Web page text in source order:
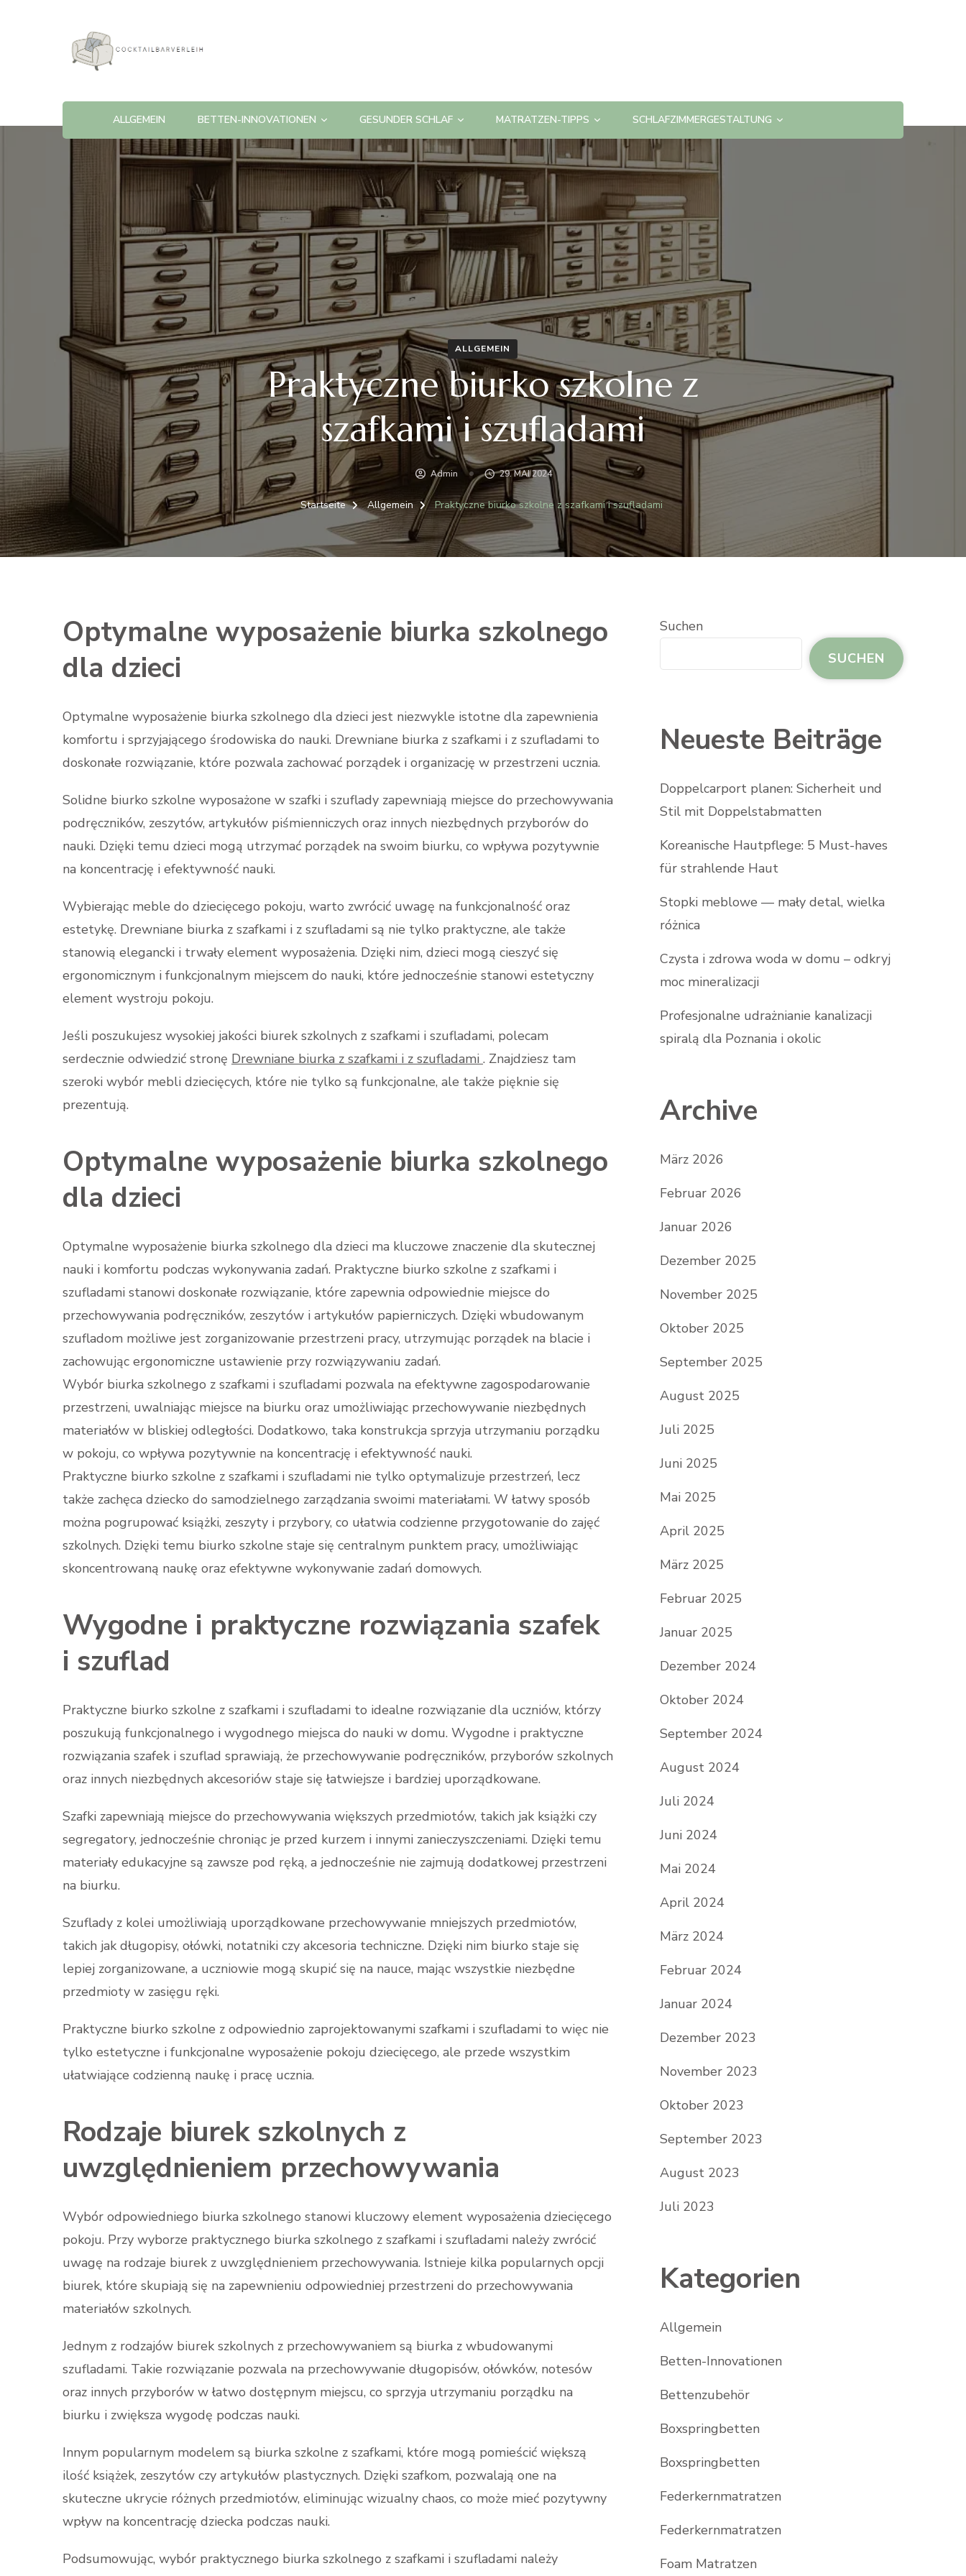
Cocktailbarverleih
ALLGEMEIN BETTEN-INNOVATIONEN GESUNDER SCHLAF MATRATZEN-TIPPS SCHLAFZIMMERGESTALTUNG
ALLGEMEIN
Praktyczne biurko szkolne z
szafkami i szufladami
Admin 29. MAI 2024
Startseite Allgemein Praktyczne biurko szkolne z szafkami i szufladami
Optymalne wyposażenie biurka szkolnego
dla dzieci
Optymalne wyposażenie biurka szkolnego dla dzieci jest niezwykle istotne dla zapewnienia
komfortu i sprzyjającego środowiska do nauki. Drewniane biurka z szafkami i z szufladami to
doskonałe rozwiązanie, które pozwala zachować porządek i organizację w przestrzeni ucznia.
Solidne biurko szkolne wyposażone w szafki i szuflady zapewniają miejsce do przechowywania
podręczników, zeszytów, artykułów piśmienniczych oraz innych niezbędnych przyborów do
nauki. Dzięki temu dzieci mogą utrzymać porządek na swoim biurku, co wpływa pozytywnie
na koncentrację i efektywność nauki.
Wybierając meble do dziecięcego pokoju, warto zwrócić uwagę na funkcjonalność oraz
estetykę. Drewniane biurka z szafkami i z szufladami są nie tylko praktyczne, ale także
stanowią elegancki i trwały element wyposażenia. Dzięki nim, dzieci mogą cieszyć się
ergonomicznym i funkcjonalnym miejscem do nauki, które jednocześnie stanowi estetyczny
element wystroju pokoju.
Jeśli poszukujesz wysokiej jakości biurek szkolnych z szafkami i szufladami, polecam
serdecznie odwiedzić stronę Drewniane biurka z szafkami i z szufladami . Znajdziesz tam
szeroki wybór mebli dziecięcych, które nie tylko są funkcjonalne, ale także pięknie się
prezentują.
Optymalne wyposażenie biurka szkolnego
dla dzieci
Optymalne wyposażenie biurka szkolnego dla dzieci ma kluczowe znaczenie dla skutecznej
nauki i komfortu podczas wykonywania zadań. Praktyczne biurko szkolne z szafkami i
szufladami stanowi doskonałe rozwiązanie, które zapewnia odpowiednie miejsce do
przechowywania podręczników, zeszytów i artykułów papierniczych. Dzięki wbudowanym
szufladom możliwe jest zorganizowanie przestrzeni pracy, utrzymując porządek na blacie i
zachowując ergonomiczne ustawienie przy rozwiązywaniu zadań.
Wybór biurka szkolnego z szafkami i szufladami pozwala na efektywne zagospodarowanie
przestrzeni, uwalniając miejsce na biurku oraz umożliwiając przechowywanie niezbędnych
materiałów w bliskiej odległości. Dodatkowo, taka konstrukcja sprzyja utrzymaniu porządku
w pokoju, co wpływa pozytywnie na koncentrację i efektywność nauki.
Praktyczne biurko szkolne z szafkami i szufladami nie tylko optymalizuje przestrzeń, lecz
także zachęca dziecko do samodzielnego zarządzania swoimi materiałami. W łatwy sposób
można pogrupować książki, zeszyty i przybory, co ułatwia codzienne przygotowanie do zajęć
szkolnych. Dzięki temu biurko szkolne staje się centralnym punktem pracy, umożliwiając
skoncentrowaną naukę oraz efektywne wykonywanie zadań domowych.
Wygodne i praktyczne rozwiązania szafek
i szuflad
Praktyczne biurko szkolne z szafkami i szufladami to idealne rozwiązanie dla uczniów, którzy
poszukują funkcjonalnego i wygodnego miejsca do nauki w domu. Wygodne i praktyczne
rozwiązania szafek i szuflad sprawiają, że przechowywanie podręczników, przyborów szkolnych
oraz innych niezbędnych akcesoriów staje się łatwiejsze i bardziej uporządkowane.
Szafki zapewniają miejsce do przechowywania większych przedmiotów, takich jak książki czy
segregatory, jednocześnie chroniąc je przed kurzem i innymi zanieczyszczeniami. Dzięki temu
materiały edukacyjne są zawsze pod ręką, a jednocześnie nie zajmują dodatkowej przestrzeni
na biurku.
Szuflady z kolei umożliwiają uporządkowane przechowywanie mniejszych przedmiotów,
takich jak długopisy, ołówki, notatniki czy akcesoria techniczne. Dzięki nim biurko staje się
lepiej zorganizowane, a uczniowie mogą skupić się na nauce, mając wszystkie niezbędne
przedmioty w zasięgu ręki.
Praktyczne biurko szkolne z odpowiednio zaprojektowanymi szafkami i szufladami to więc nie
tylko estetyczne i funkcjonalne wyposażenie pokoju dziecięcego, ale przede wszystkim
ułatwiające codzienną naukę i pracę ucznia.
Rodzaje biurek szkolnych z
uwzględnieniem przechowywania
Wybór odpowiedniego biurka szkolnego stanowi kluczowy element wyposażenia dziecięcego
pokoju. Przy wyborze praktycznego biurka szkolnego z szafkami i szufladami należy zwrócić
uwagę na rodzaje biurek z uwzględnieniem przechowywania. Istnieje kilka popularnych opcji
biurek, które skupiają się na zapewnieniu odpowiedniej przestrzeni do przechowywania
materiałów szkolnych.
Jednym z rodzajów biurek szkolnych z przechowywaniem są biurka z wbudowanymi
szufladami. Takie rozwiązanie pozwala na przechowywanie długopisów, ołówków, notesów
oraz innych przyborów w łatwo dostępnym miejscu, co sprzyja utrzymaniu porządku na
biurku i zwiększa wygodę podczas nauki.
Innym popularnym modelem są biurka szkolne z szafkami, które mogą pomieścić większą
ilość książek, zeszytów czy artykułów plastycznych. Dzięki szafkom, pozwalają one na
skuteczne ukrycie różnych przedmiotów, eliminując wizualny chaos, co może mieć pozytywny
wpływ na koncentrację dziecka podczas nauki.
Podsumowując, wybór praktycznego biurka szkolnego z szafkami i szufladami należy
Suchen
SUCHEN
Neueste Beiträge
Doppelcarport planen: Sicherheit und
Stil mit Doppelstabmatten
Koreanische Hautpflege: 5 Must-haves
für strahlende Haut
Stopki meblowe — mały detal, wielka
różnica
Czysta i zdrowa woda w domu – odkryj
moc mineralizacji
Profesjonalne udrażnianie kanalizacji
spiralą dla Poznania i okolic
Archive
März 2026
Februar 2026
Januar 2026
Dezember 2025
November 2025
Oktober 2025
September 2025
August 2025
Juli 2025
Juni 2025
Mai 2025
April 2025
März 2025
Februar 2025
Januar 2025
Dezember 2024
Oktober 2024
September 2024
August 2024
Juli 2024
Juni 2024
Mai 2024
April 2024
März 2024
Februar 2024
Januar 2024
Dezember 2023
November 2023
Oktober 2023
September 2023
August 2023
Juli 2023
Kategorien
Allgemein
Betten-Innovationen
Bettenzubehör
Boxspringbetten
Boxspringbetten
Federkernmatratzen
Federkernmatratzen
Foam Matratzen